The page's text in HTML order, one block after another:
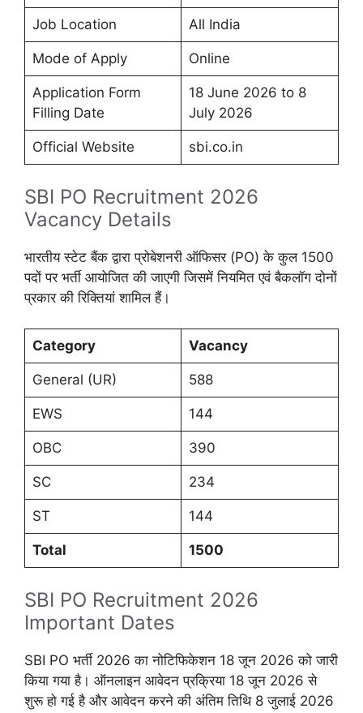
Job Location All India
Mode of Apply Online
Application Form
Filling Date
18 June 2026 to 8
July 2026
Official Website sbi.co.in
SBI PO Recruitment 2026
Vacancy Details
भारतीय स्टेट बैंक द्वारा प्रोबेशनरी ऑफिसर (PO) के कुल 1500
पदों पर भर्ती आयोजित की जाएगी जिसमें नियमित एवं बैकलॉग दोनों
प्रकार की रिक्तियां शामिल हैं।
Category Vacancy
General (UR) 588
EWS 144
OBC 390
SC 234
ST 144
Total 1500
SBI PO Recruitment 2026
Important Dates
SBI PO भर्ती 2026 का नोटिफिकेशन 18 जून 2026 को जारी
किया गया है। ऑनलाइन आवेदन प्रक्रिया 18 जून 2026 से
शुरू हो गई है और आवेदन करने की अंतिम तिथि 8 जुलाई 2026